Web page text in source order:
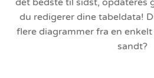
du redigerer dine tabeldata!
flere diagrammer fra en
sandt?